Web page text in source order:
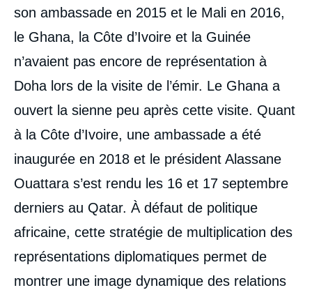
son ambassade en 2015 et le Mali en 2016,
le Ghana, la Côte d’Ivoire et la Guinée
n’avaient pas encore de représentation à
Doha lors de la visite de l’émir. Le Ghana a
ouvert la sienne peu après cette visite. Quant
à la Côte d’Ivoire, une ambassade a été
inaugurée en 2018 et le président Alassane
Ouattara s’est rendu les 16 et 17 septembre
derniers au Qatar. À défaut de politique
africaine, cette stratégie de multiplication des
représentations diplomatiques permet de
montrer une image dynamique des relations
Benjamin AUGÉ, « Un an après le début du
blocus saoudo-émirati contre le Qatar.
Quelles conséquences pour l'Afrique de
l'Ouest ? », Éditoriaux, L'Afrique en
Copier